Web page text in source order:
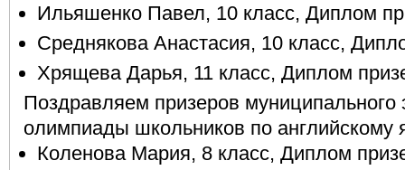
Ильяшенко Павел, 10 класс, Диплом
Среднякова Анастасия, 10 класс,
Хрящева Дарья, 11 класс, Диплом
Поздравляем призеров муниципального
олимпиады школьников по английскому
Коленова Мария, 8 класс, Диплом